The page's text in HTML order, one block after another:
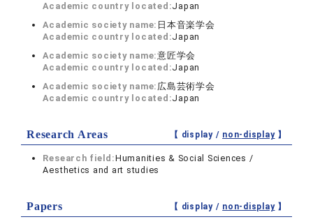
Academic country located:Japan
Academic society name: 日本音楽学会
Academic country located:Japan
Academic society name:意匠学会
Academic country located:Japan
Academic society name: 広島芸術学会
Academic country located:Japan
Research Areas 【 display / non-display】
Research field:Humanities & Social Sciences /
Aesthetics and art studies
Papers 【 display / non-display】